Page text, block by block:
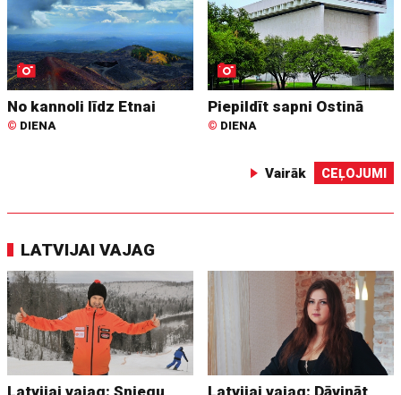
No kannoli līdz Etnai
© DIENA
Piepildīt sapni Ostinā
© DIENA
Vairāk CEĻOJUMI
LATVIJAI VAJAG
Latvijai vajag: Sniegu
Latvijai vajag: Dāvināt